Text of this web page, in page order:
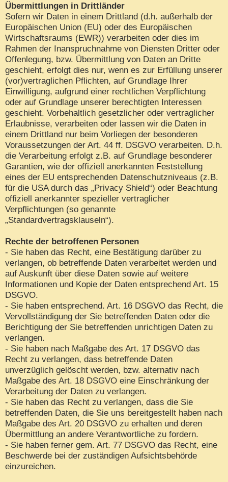
Übermittlungen in Drittländer
Sofern wir Daten in einem Drittland (d.h. außerhalb der
Europäischen Union (EU) oder des Europäischen
Wirtschaftsraums (EWR)) verarbeiten oder dies im
Rahmen der Inanspruchnahme von Diensten Dritter oder
Offenlegung, bzw. Übermittlung von Daten an Dritte
geschieht, erfolgt dies nur, wenn es zur Erfüllung unserer
(vor)vertraglichen Pflichten, auf Grundlage Ihrer
Einwilligung, aufgrund einer rechtlichen Verpflichtung
oder auf Grundlage unserer berechtigten Interessen
geschieht. Vorbehaltlich gesetzlicher oder vertraglicher
Erlaubnisse, verarbeiten oder lassen wir die Daten in
einem Drittland nur beim Vorliegen der besonderen
Voraussetzungen der Art. 44 ff. DSGVO verarbeiten. D.h.
die Verarbeitung erfolgt z.B. auf Grundlage besonderer
Garantien, wie der offiziell anerkannten Feststellung
eines der EU entsprechenden Datenschutzniveaus (z.B.
für die USA durch das „Privacy Shield“) oder Beachtung
offiziell anerkannter spezieller vertraglicher
Verpflichtungen (so genannte
„Standardvertragsklauseln“).
Rechte der betroffenen Personen
- Sie haben das Recht, eine Bestätigung darüber zu
verlangen, ob betreffende Daten verarbeitet werden und
auf Auskunft über diese Daten sowie auf weitere
Informationen und Kopie der Daten entsprechend Art. 15
DSGVO.
- Sie haben entsprechend. Art. 16 DSGVO das Recht, die
Vervollständigung der Sie betreffenden Daten oder die
Berichtigung der Sie betreffenden unrichtigen Daten zu
verlangen.
- Sie haben nach Maßgabe des Art. 17 DSGVO das
Recht zu verlangen, dass betreffende Daten
unverzüglich gelöscht werden, bzw. alternativ nach
Maßgabe des Art. 18 DSGVO eine Einschränkung der
Verarbeitung der Daten zu verlangen.
- Sie haben das Recht zu verlangen, dass die Sie
betreffenden Daten, die Sie uns bereitgestellt haben nach
Maßgabe des Art. 20 DSGVO zu erhalten und deren
Übermittlung an andere Verantwortliche zu fordern.
- Sie haben ferner gem. Art. 77 DSGVO das Recht, eine
Beschwerde bei der zuständigen Aufsichtsbehörde
einzureichen.